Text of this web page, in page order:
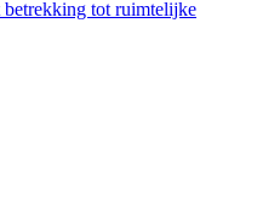
betrekking tot ruimtelijke